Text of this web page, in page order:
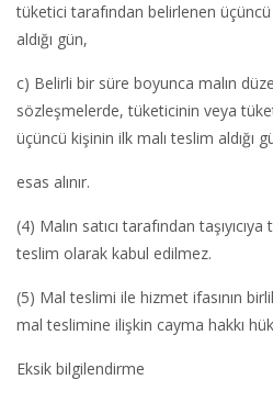
tüketici tarafından belirlenen
aldığı gün,
c) Belirli bir süre boyunca malın
sözleşmelerde, tüketicinin veya
üçüncü kişinin ilk malı teslim aldığı
esas alınır.
(4) Malın satıcı tarafından
teslim olarak kabul edilmez.
(5) Mal teslimi ile hizmet ifasının
mal teslimine ilişkin cayma hakkı
Eksik bilgilendirme